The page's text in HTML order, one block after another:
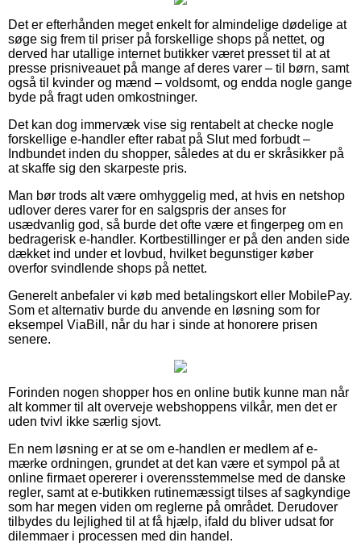
Det er efterhånden meget enkelt for almindelige dødelige at
søge sig frem til priser på forskellige shops på nettet, og
derved har utallige internet butikker været presset til at at
presse prisniveauet på mange af deres varer – til børn, samt
også til kvinder og mænd – voldsomt, og endda nogle gange
byde på fragt uden omkostninger.
Det kan dog immervæk vise sig rentabelt at checke nogle
forskellige e-handler efter rabat på Slut med forbudt –
Indbundet inden du shopper, således at du er skråsikker på
at skaffe sig den skarpeste pris.
Man bør trods alt være omhyggelig med, at hvis en netshop
udlover deres varer for en salgspris der anses for
usædvanlig god, så burde det ofte være et fingerpeg om en
bedragerisk e-handler. Kortbestillinger er på den anden side
dækket ind under et lovbud, hvilket begunstiger køber
overfor svindlende shops på nettet.
Generelt anbefaler vi køb med betalingskort eller MobilePay.
Som et alternativ burde du anvende en løsning som for
eksempel ViaBill, når du har i sinde at honorere prisen
senere.
Forinden nogen shopper hos en online butik kunne man når
alt kommer til alt overveje webshoppens vilkår, men det er
uden tvivl ikke særlig sjovt.
En nem løsning er at se om e-handlen er medlem af e-
mærke ordningen, grundet at det kan være et sympol på at
online firmaet opererer i overensstemmelse med de danske
regler, samt at e-butikken rutinemæssigt tilses af sagkyndige
som har megen viden om reglerne på området. Derudover
tilbydes du lejlighed til at få hjælp, ifald du bliver udsat for
dilemmaer i processen med din handel.